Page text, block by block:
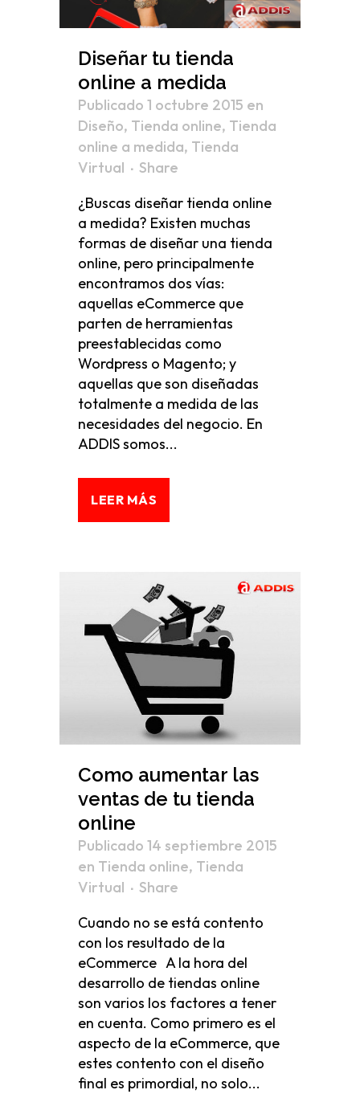
Diseñar tu tienda
online a medida
Publicado 1 octubre 2015 en
Diseño, Tienda online, Tienda
online a medida, Tienda
Virtual
Share
¿Buscas diseñar tienda online
a medida? Existen muchas
formas de diseñar una tienda
online, pero principalmente
encontramos dos vías:
aquellas eCommerce que
parten de herramientas
preestablecidas como
Wordpress o Magento; y
aquellas que son diseñadas
totalmente a medida de las
necesidades del negocio. En
ADDIS somos...
LEER MÁS
Como aumentar las
ventas de tu tienda
online
Publicado 14 septiembre 2015
en Tienda online, Tienda
Virtual
Share
Cuando no se está contento
con los resultado de la
eCommerce A la hora del
desarrollo de tiendas online
son varios los factores a tener
en cuenta. Como primero es el
aspecto de la eCommerce, que
estes contento con el diseño
final es primordial, no solo...